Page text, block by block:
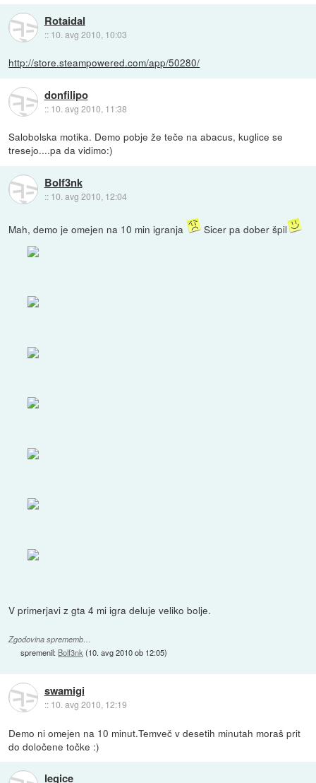
Rotaidal
:: 10. avg 2010, 10:03
http://store.steampowered.com/app/50280/
donfilipo
:: 10. avg 2010, 11:38
Salobolska motika. Demo pobje že teče na abacus, kuglice se
tresejo....pa da vidimo:)
Bolf3nk
:: 10. avg 2010, 12:04
Mah, demo je omejen na 10 min igranja Sicer pa dober špil
V primerjavi z gta 4 mi igra deluje veliko bolje.
Zgodovina sprememb…
spremenil: Bolf3nk (10. avg 2010 ob 12:05)
swamigi
:: 10. avg 2010, 12:19
Demo ni omejen na 10 minut.Temveč v desetih minutah moraš prit
do določene točke :)
legice